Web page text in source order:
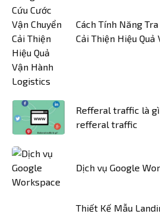
Cách Tính Năng
Cải Thiện Hiệu
Refferal traffic là
refferal traffic
Dịch vụ Google
Thiết Kế Mẫu